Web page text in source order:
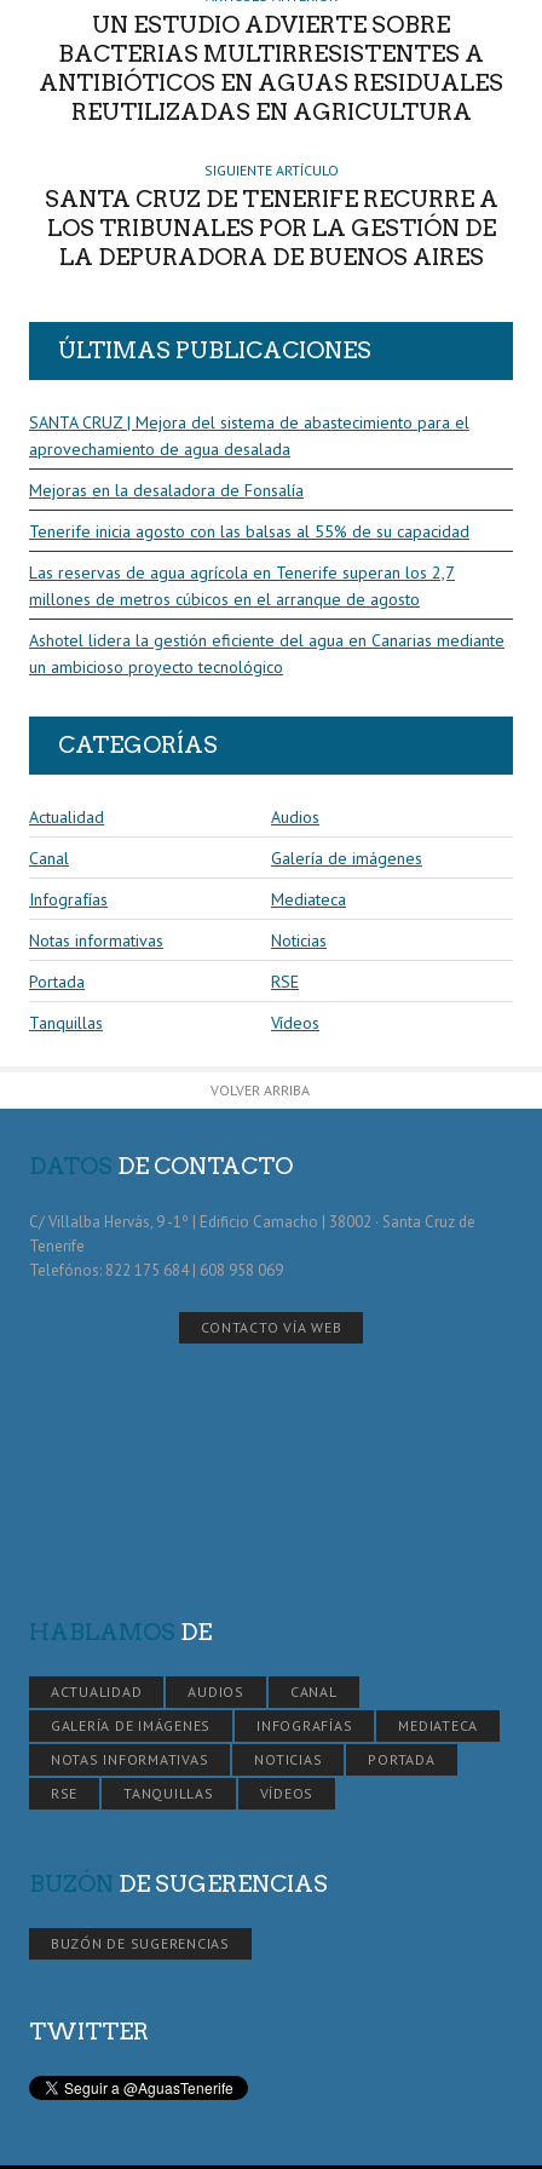
UN ESTUDIO ADVIERTE SOBRE
BACTERIAS MULTIRRESISTENTES A
ANTIBIÓTICOS EN AGUAS RESIDUALES
REUTILIZADAS EN AGRICULTURA
SIGUIENTE ARTÍCULO
SANTA CRUZ DE TENERIFE RECURRE A
LOS TRIBUNALES POR LA GESTIÓN DE
LA DEPURADORA DE BUENOS AIRES
ÚLTIMAS PUBLICACIONES
SANTA CRUZ | Mejora del sistema de abastecimiento para el
aprovechamiento de agua desalada
Mejoras en la desaladora de Fonsalía
Tenerife inicia agosto con las balsas al 55% de su capacidad
Las reservas de agua agrícola en Tenerife superan los 2,7
millones de metros cúbicos en el arranque de agosto
Ashotel lidera la gestión eficiente del agua en Canarias mediante
un ambicioso proyecto tecnológico
CATEGORÍAS
Actualidad
Audios
Canal
Galería de imágenes
Infografías
Mediateca
Notas informativas
Noticias
Portada
RSE
Tanquillas
Vídeos
VOLVER ARRIBA
DATOS DE CONTACTO
C/ Villalba Hervás, 9 -1º | Edificio Camacho | 38002 · Santa Cruz de
Tenerife
Telefónos: 822 175 684 | 608 958 069
CONTACTO VÍA WEB
HABLAMOS DE
ACTUALIDAD AUDIOS
CANAL
GALERÍA DE IMÁGENES
INFOGRAFÍAS
MEDIATECA
NOTAS INFORMATIVAS
NOTICIAS
PORTADA
RSE
TANQUILLAS VÍDEOS
BUZÓN DE SUGERENCIAS
BUZÓN DE SUGERENCIAS
TWITTER